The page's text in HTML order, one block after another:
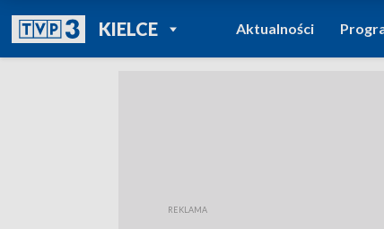
KIELCEPOWRÓT DO
TVP REGIONY
Aktualności